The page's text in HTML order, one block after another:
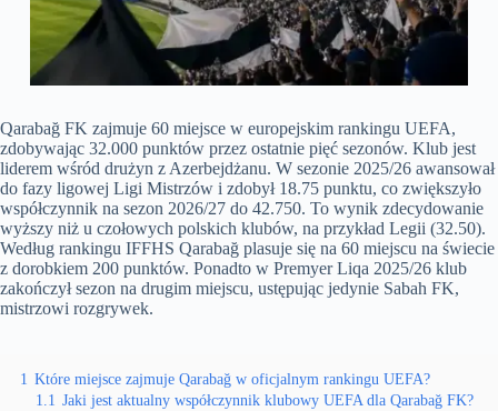
Qarabağ FK zajmuje 60 miejsce w europejskim rankingu UEFA,
zdobywając 32.000 punktów przez ostatnie pięć sezonów. Klub jest
liderem wśród drużyn z Azerbejdżanu. W sezonie 2025/26 awansował
do fazy ligowej Ligi Mistrzów i zdobył 18.75 punktu, co zwiększyło
współczynnik na sezon 2026/27 do 42.750. To wynik zdecydowanie
wyższy niż u czołowych polskich klubów, na przykład Legii (32.50).
Według rankingu IFFHS Qarabağ plasuje się na 60 miejscu na świecie
z dorobkiem 200 punktów. Ponadto w Premyer Liqa 2025/26 klub
zakończył sezon na drugim miejscu, ustępując jedynie Sabah FK,
mistrzowi rozgrywek.
1 Które miejsce zajmuje Qarabağ w oficjalnym rankingu UEFA?
1.1 Jaki jest aktualny współczynnik klubowy UEFA dla Qarabağ FK?